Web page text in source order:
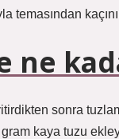
temasından
ne
sonra
kaya tuzu